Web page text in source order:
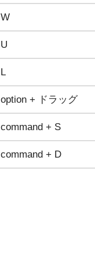
W
U
L
option + ドラッグ
command + S
command + D